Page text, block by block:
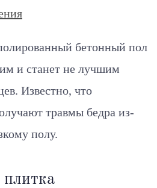
бетонный пол
и станет не лучшим
Известно, что
травмы бедра из-
полу.